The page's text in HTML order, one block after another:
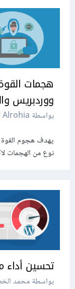
هجمات
ووردبريس
بواسطة Ali Alrohia، في
نوع من الهجمات
تحسين أداء
بواسطة محمد